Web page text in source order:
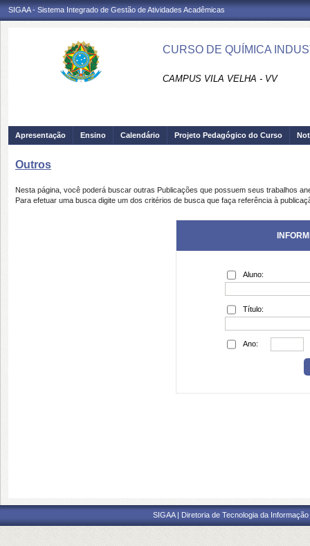
SIGAA - Sistema Integrado de Gestão de Atividades Acadêmicas
CURSO DE QUÍMICA
CAMPUS VILA VELHA - VV
Apresentação Ensino Calendário Projeto Pedagógico do Curso
Outros
Nesta página, você poderá buscar outras Publicações que possuem seus trabalhos
Para efetuar uma busca digite um dos critérios de busca que faça referência à
Aluno:
Título:
Ano:
SIGAA | Diretoria de Tecnologia da